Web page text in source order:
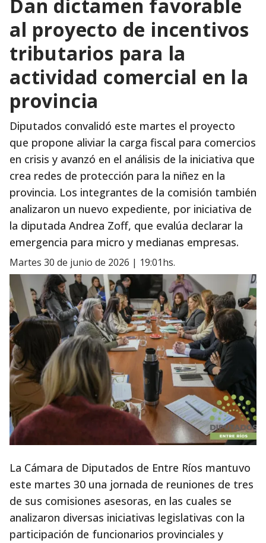
Dan dictamen favorable
al proyecto de incentivos
tributarios para la
actividad comercial en la
provincia
Diputados convalidó este martes el proyecto
que propone aliviar la carga fiscal para comercios
en crisis y avanzó en el análisis de la iniciativa que
crea redes de protección para la niñez en la
provincia. Los integrantes de la comisión también
analizaron un nuevo expediente, por iniciativa de
la diputada Andrea Zoff, que evalúa declarar la
emergencia para micro y medianas empresas.
martes 30 de junio de 2026 | 19:01hs.
La Cámara de Diputados de Entre Ríos mantuvo
este martes 30 una jornada de reuniones de tres
de sus comisiones asesoras, en las cuales se
analizaron diversas iniciativas legislativas con la
participación de funcionarios provinciales y